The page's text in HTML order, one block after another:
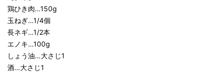
鶏ひき肉…150g
玉ねぎ…1/4個
長ネギ…1/2本
エノキ…100g
しょう油…大さじ1
酒…大さじ1